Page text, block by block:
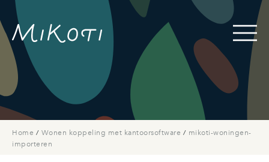
Home / Wonen koppeling met kantoorsoftware / mikoti-woningen-
importeren